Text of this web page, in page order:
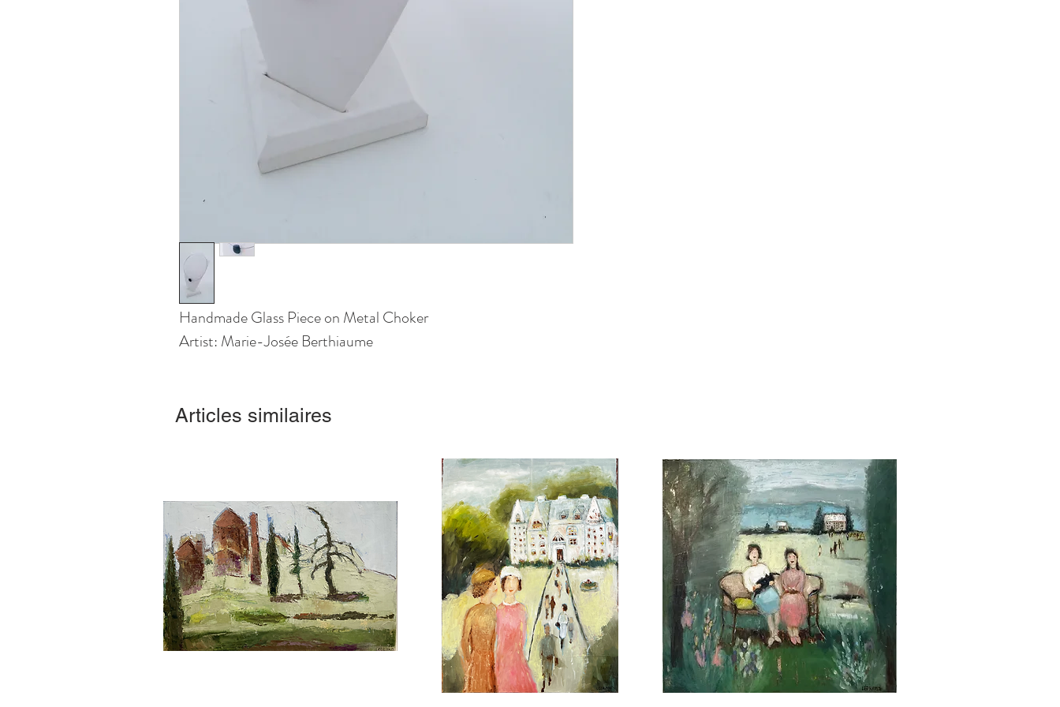
Handmade Glass Piece on Metal Choker
Artist: Marie-Josée Berthiaume
Articles similaires